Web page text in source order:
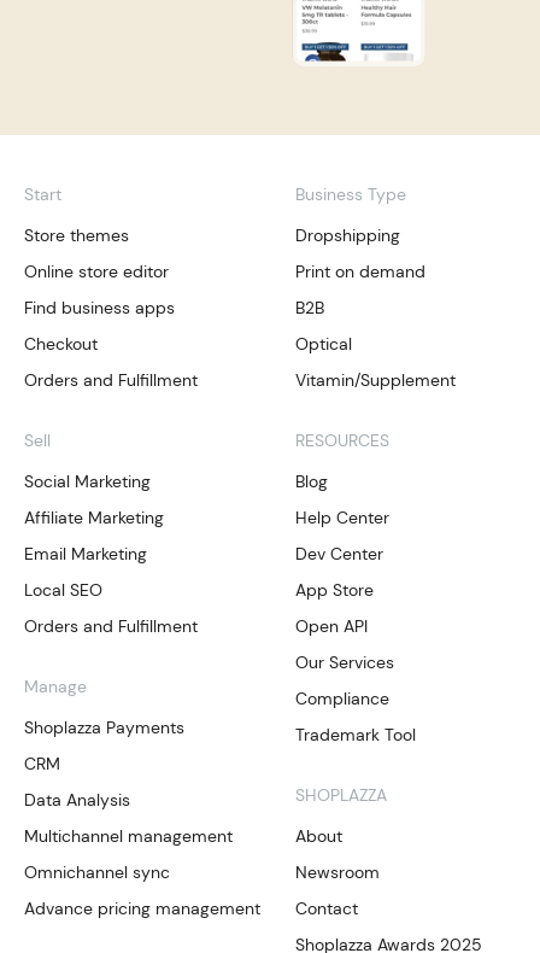
Start
Store themes
Online store editor
Find business apps
Checkout
Orders and Fulfillment
Sell
Social Marketing
Affiliate Marketing
Email Marketing
Local SEO
Orders and Fulfillment
Manage
Shoplazza Payments
CRM
Data Analysis
Multichannel management
Omnichannel sync
Advance pricing management
Business Type
Dropshipping
Print on demand
B2B
Optical
Vitamin/Supplement
RESOURCES
Blog
Help Center
Dev Center
App Store
Open API
Our Services
Compliance
Trademark Tool
SHOPLAZZA
About
Newsroom
Contact
Shoplazza Awards 2025